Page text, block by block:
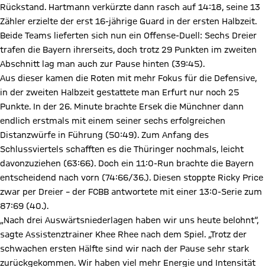
Rückstand. Hartmann verkürzte dann rasch auf 14:18, seine 13
Zähler erzielte der erst 16-jährige Guard in der ersten Halbzeit.
Beide Teams lieferten sich nun ein Offense-Duell: Sechs Dreier
trafen die Bayern ihrerseits, doch trotz 29 Punkten im zweiten
Abschnitt lag man auch zur Pause hinten (39:45).
Aus dieser kamen die Roten mit mehr Fokus für die Defensive,
in der zweiten Halbzeit gestattete man Erfurt nur noch 25
Punkte. In der 26. Minute brachte Ersek die Münchner dann
endlich erstmals mit einem seiner sechs erfolgreichen
Distanzwürfe in Führung (50:49). Zum Anfang des
Schlussviertels schafften es die Thüringer nochmals, leicht
davonzuziehen (63:66). Doch ein 11:0-Run brachte die Bayern
entscheidend nach vorn (74:66/36.). Diesen stoppte Ricky Price
zwar per Dreier – der FCBB antwortete mit einer 13:0-Serie zum
87:69 (40.).
„Nach drei Auswärtsniederlagen haben wir uns heute belohnt“,
sagte Assistenztrainer Khee Rhee nach dem Spiel. „Trotz der
schwachen ersten Hälfte sind wir nach der Pause sehr stark
zurückgekommen. Wir haben viel mehr Energie und Intensität